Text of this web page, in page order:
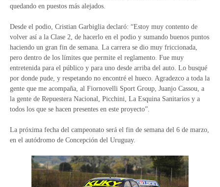
quedando en puestos más alejados.
Desde el podio, Cristian Garbiglia declaró: “Estoy muy contento de
volver así a la Clase 2, de hacerlo en el podio y sumando buenos puntos
haciendo un gran fin de semana. La carrera se dio muy friccionada,
pero dentro de los límites que permite el reglamento. Fue muy
entretenida para el público y para uno desde arriba del auto. Lo busqué
por donde pude, y respetando no encontré el hueco. Agradezco a toda la
gente que me acompaña, al Fiornovelli Sport Group, Juanjo Cassou, a
la gente de Repuestera Nacional, Picchini, La Esquina Sanitarios y a
todos los que se hacen presentes en este proyecto”.
La próxima fecha del campeonato será el fin de semana del 6 de marzo,
en el autódromo de Concepción del Uruguay.